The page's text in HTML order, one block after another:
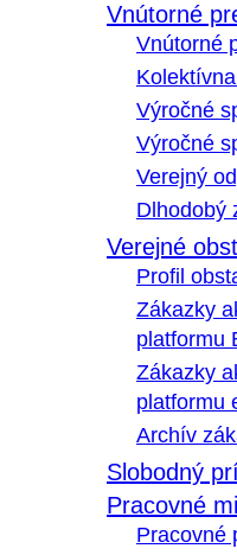
Vnútorné
Vnútorné
Výročné
Výročné
Verejný
Dlhodobý
Verejné
Profil
Zákazky
platformu
Zákazky
platformu
Archív
Slobodný
Pracovné
Pracovné